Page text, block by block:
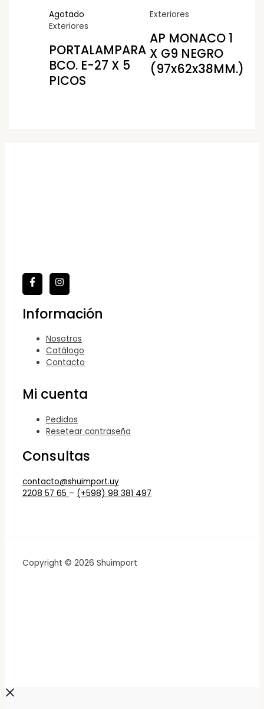
Agotado
Exteriores
PORTALAMPARA
BCO. E-27 X 5
PICOS
Exteriores
AP MONACO 1
X G9 NEGRO
(97x62x38MM.)
Información
Nosotros
Catálogo
Contacto
Mi cuenta
Pedidos
Resetear contraseña
Consultas
contacto@shuimport.uy
2208 57 65 – (+598) 98 381 497
Copyright © 2026 Shuimport